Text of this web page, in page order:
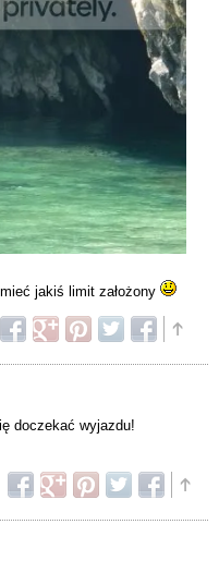
jakiś limit założony
doczekać wyjazdu!